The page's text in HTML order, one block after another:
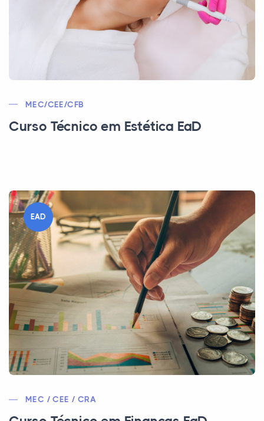
MEC/CEE/CFB
Curso Técnico em Estética EaD
EAD
MEC / CEE / CRA